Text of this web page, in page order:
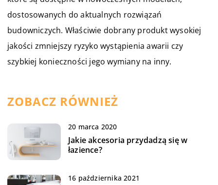
dostosowanych do aktualnych rozwiązań
budowniczych. Właściwie dobrany produkt wysokiej
jakości zmniejszy ryzyko wystąpienia awarii czy
szybkiej konieczności jego wymiany na inny.
ZOBACZ RÓWNIEŻ
20 marca 2020
Jakie akcesoria przydadzą się w
łazience?
16 października 2021